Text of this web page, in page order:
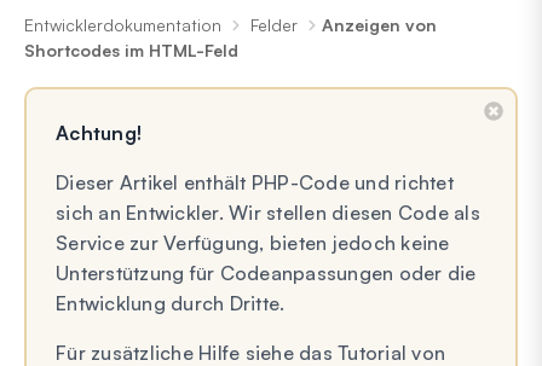
Entwicklerdokumentation Felder
Anzeigen von
Shortcodes im HTML-Feld
Achtung!
Dieser Artikel enthält PHP-Code und richtet
sich an Entwickler. Wir stellen diesen Code als
Service zur Verfügung, bieten jedoch keine
Unterstützung für Codeanpassungen oder die
Entwicklung durch Dritte.
Für zusätzliche Hilfe siehe das Tutorial von